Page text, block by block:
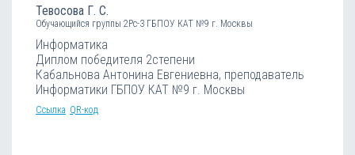
Тевосова Г. С.
Обучающийся группы 2Рс-3 ГБПОУ КАТ №9 г. Москвы
Информатика
Диплом победителя 2степени
Кабальнова Антонина Евгениевна, преподаватель
Информатики ГБПОУ КАТ №9 г. Москвы
Ссылка QR-код